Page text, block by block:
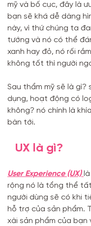
mỹ và bố cục, đây là
bạn sẽ khá dễ dàng
này, vì thứ chúng ta
tướng và nó có thể
xanh hay đỏ, nó rối
không tốt thì người
Sau thẩm mỹ sẽ là
dụng, hoạt động có
không? nó chính là
bàn tới.
UX là gì?
User Experience (UX)
rộng nó là tổng thể tất
người dùng sẽ có khi
hỗ trợ của sản phẩm.
xài sản phẩm của bạn